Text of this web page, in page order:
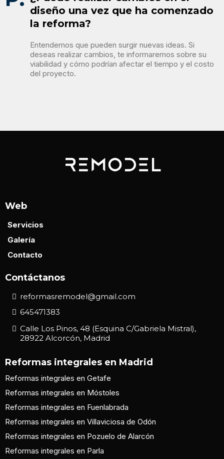
diseño una vez que ha comenzado
la reforma?
Entendemos que pueden surgir nuevas ideas. Si
deseas realizar cambios, te informaremos sobre su
viabilidad y cómo podrían afectar el tiempo y el costo
del proyecto.
Web
Servicios
Galería
Contacto
Contáctanos
reformasremodel@gmail.com
645471383
Calle Los Pinos, 48 (Esquina C/Gabriela Mistral),
28922 Alcorcón, Madrid
Reformas integrales en Madrid
Reformas integrales en Getafe
Reformas integrales en Móstoles
Reformas integrales en Fuenlabrada
Reformas integrales en Villaviciosa de Odón
Reformas integrales en Pozuelo de Alarcón
Reformas integrales en Parla